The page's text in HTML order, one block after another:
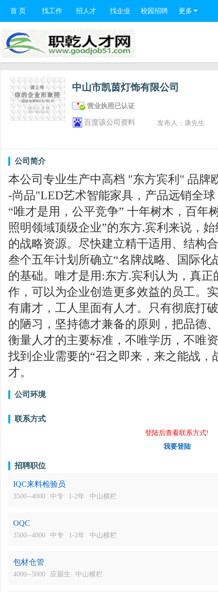
首 页 找工作 招人才 找企业 校园招聘 更多
中山市凯茵灯饰有限公司
营业执照已认证
百度该公司资料 发布人：康先生
公司简介
本公司专业生产中高档 "东方宾利" 品牌
-尚品"LED艺术智能家具，产品远销全
“唯才是用，公平竞争” 十年树木，百年
照明领域顶级企业”的东方.宾利来说，
的战略资源。尽快建立精干适用、结构
叁个五年计划所确立“名牌战略、国际化
的基础。唯才是用:东方.宾利认为，真
作，可以为企业创造更多效益的员工。
有庸才，工人里面有人才。只有彻底打
的陋习，坚持德才兼备的原则，把品德
衡量人才的主要标准，不唯学历，不唯
找到企业需要的“召之即来，来之能战，
才。
公司环境
联系方式
登陆后查看联系方式!
我要登陆
招聘职位
IQC来料检验员
3500--4000 中专 1-2年 中山横栏
OQC
3500--4000 中专 1-2年 中山横栏
包材仓管
4000--5000 应届生 中山横栏